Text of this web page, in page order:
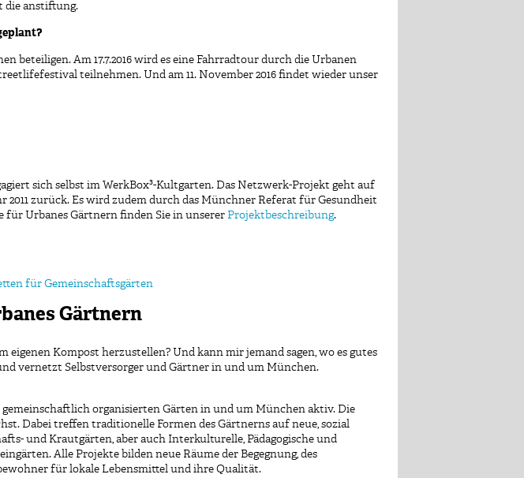
die anstiftung.
beteiligen. Am 17.7.2016 wird es eine Fahrradtour durch die Urbanen
teilnehmen. Und am 11. November 2016 findet wieder unser
sich selbst im WerkBox³-Kultgarten. Das Netzwerk-Projekt geht auf
zurück. Es wird zudem durch das Münchner Referat für Gesundheit
Urbanes Gärtnern finden Sie in unserer Projektbeschreibung.
für Gemeinschaftsgärten
Gärtnern
eigenen Kompost herzustellen? Und kann mir jemand sagen, wo es gutes
vernetzt Selbstversorger und Gärtner in und um München.
organisierten Gärten in und um München aktiv. Die
Dabei treffen traditionelle Formen des Gärtnerns auf neue, sozial
und Krautgärten, aber auch Interkulturelle, Pädagogische und
Alle Projekte bilden neue Räume der Begegnung, des
für lokale Lebensmittel und ihre Qualität.